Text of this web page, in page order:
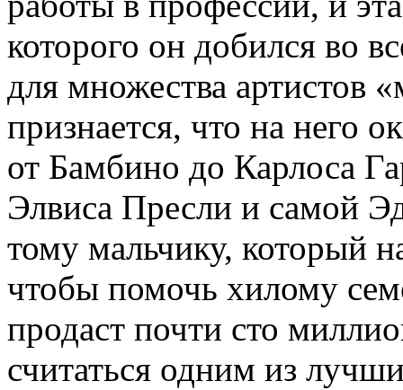
которого он добился во
для множества артистов
признается, что на него
от Бамбино до Карлоса
Элвиса Пресли и самой
тому мальчику, который
чтобы помочь хилому
продаст почти сто
считаться одним из